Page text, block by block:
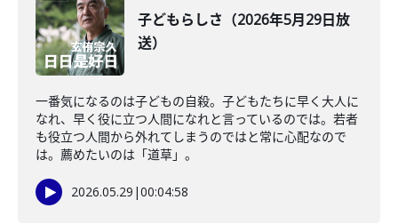
子どもらしさ（2026年5月29日放
送）
一番気になるのは子どもの自殺。子どもたちに早く大人に
なれ、早く役に立つ人間になれと言っているのでは。若者
も役立つ人間から外れてしまうのではと常に心配なので
は。薦めたいのは「道草」。
2026.05.29 |00:04:58